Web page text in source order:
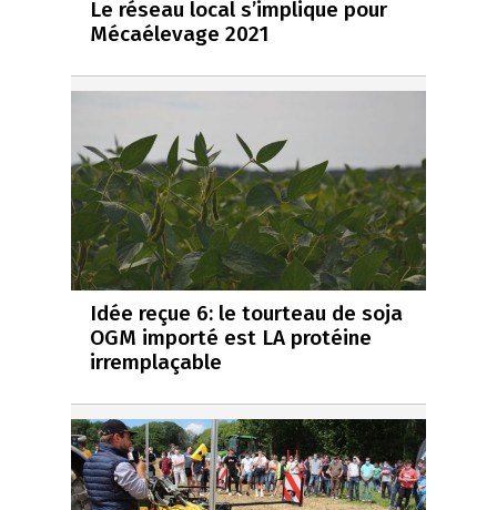
Le réseau local s’implique pour
Mécaélevage 2021
Idée reçue 6: le tourteau de soja
OGM importé est LA protéine
irremplaçable